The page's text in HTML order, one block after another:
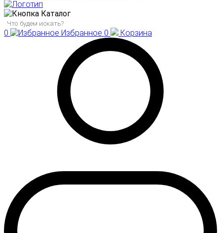
Каталог
0 Избранное 0 Корзина